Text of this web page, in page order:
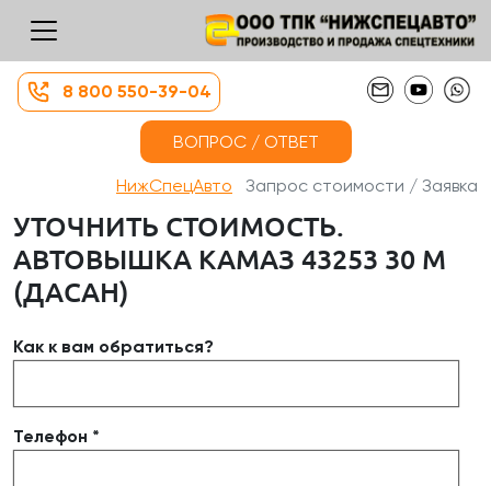
8 800 550-39-04
ВОПРОС / ОТВЕТ
НижСпецАвто Запрос стоимости / Заявка
УТОЧНИТЬ СТОИМОСТЬ.
АВТОВЫШКА КАМАЗ 43253 30 М
(ДАСАН)
Как к вам обратиться?
Телефон *